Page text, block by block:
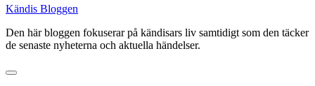
Kändis Bloggen
Den här bloggen fokuserar på kändisars liv samtidigt som den täcker
de senaste nyheterna och aktuella händelser.